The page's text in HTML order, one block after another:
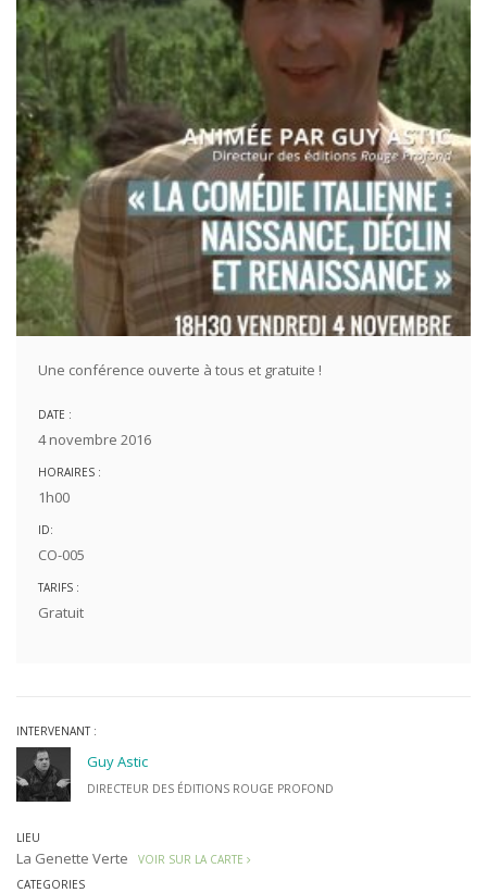
Une conférence ouverte à tous et gratuite !
DATE :
4 novembre 2016
HORAIRES :
1h00
ID:
CO-005
TARIFS :
Gratuit
INTERVENANT :
Guy Astic
DIRECTEUR DES ÉDITIONS ROUGE PROFOND
LIEU
La Genette Verte
VOIR SUR LA CARTE
CATEGORIES